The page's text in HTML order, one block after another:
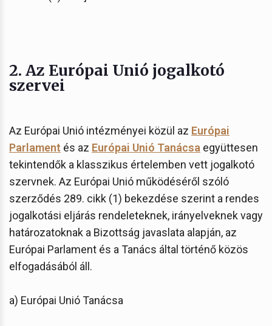
2. Az Európai Unió jogalkotó
szervei
Az Európai Unió intézményei közül az Európai
Parlament és az Európai Unió Tanácsa együttesen
tekintendők a klasszikus értelemben vett jogalkotó
szervnek. Az Európai Unió működéséről szóló
szerződés 289. cikk (1) bekezdése szerint a rendes
jogalkotási eljárás rendeleteknek, irányelveknek vagy
határozatoknak a Bizottság javaslata alapján, az
Európai Parlament és a Tanács által történő közös
elfogadásából áll.
a) Európai Unió Tanácsa